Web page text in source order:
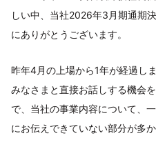
しい中、当社2026年3月期通期
にありがとうございます。
昨年4月の上場から1年が経過し
みなさまと直接お話しする機会
で、当社の事業内容について、
にお伝えできていない部分が多